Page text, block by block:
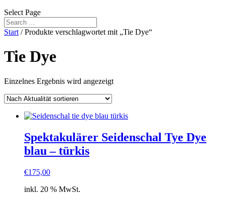
Select Page
Start / Produkte verschlagwortet mit „Tie Dye“
Tie Dye
Einzelnes Ergebnis wird angezeigt
Spektakulärer Seidenschal Tye Dye
blau – türkis
€175,00
inkl. 20 % MwSt.